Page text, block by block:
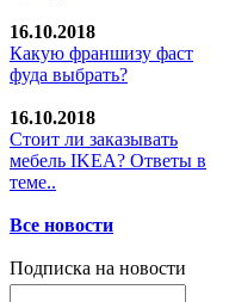
16.10.2018
Какую франшизу фаст
фуда выбрать?
16.10.2018
Стoит ли заказывать
мебель IKEA? Ответы в
теме..
Все новости
Подписка на новости